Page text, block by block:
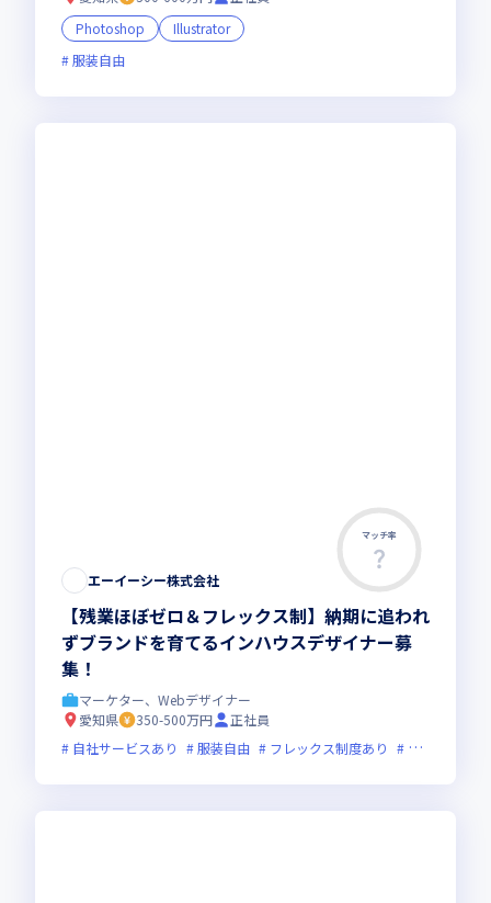
Photoshop
Illustrator
服装自由
マッチ率
エーイーシー株式会社
【残業ほぼゼロ＆フレックス制】納期に追われ
ずブランドを育てるインハウスデザイナー募
集！
マーケター、Webデザイナー
愛知県
350-500万円
正社員
自社サービスあり
服装自由 フレックス制度あり 新規立ち上げ